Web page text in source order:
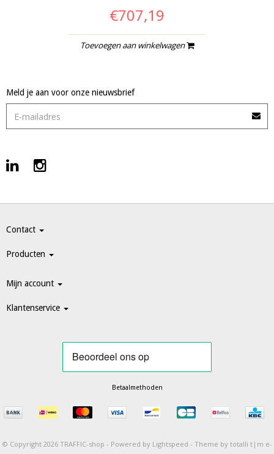
€707,19
Toevoegen aan winkelwagen
Meld je aan voor onze nieuwsbrief
Contact
Producten
Mijn account
Klantenservice
Betaalmethoden
© Copyright 2026 TRAFFIC-shop - Powered by Lightspeed - Theme by totalli t|m e-